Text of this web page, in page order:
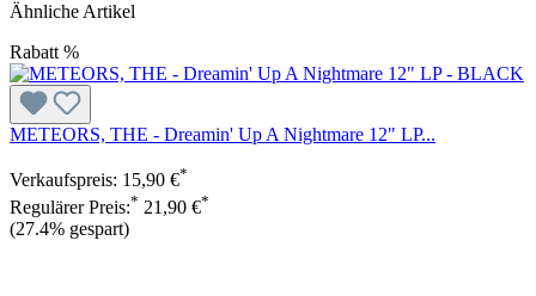
Ähnliche Artikel
Rabatt %
METEORS, THE - Dreamin' Up A Nightmare 12" LP...
Verkaufspreis: 15,90 €*
Regulärer Preis:* 21,90 €*
(27.4% gespart)